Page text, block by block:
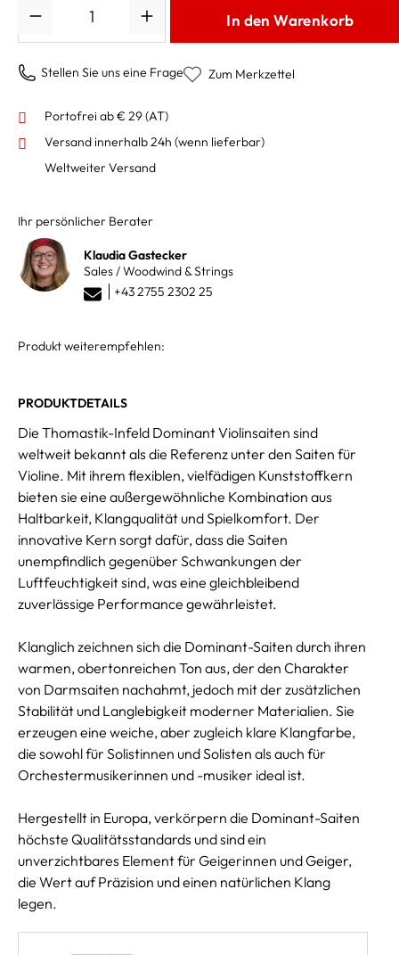
In den Warenkorb
Stellen Sie uns eine Frage Zum Merkzettel
Portofrei ab € 29 (AT)
Versand innerhalb 24h (wenn lieferbar)
Weltweiter Versand
Ihr persönlicher Berater
Klaudia Gastecker
Sales / Woodwind & Strings
+43 2755 2302 25
Produkt weiterempfehlen:
PRODUKTDETAILS
Die Thomastik-Infeld Dominant Violinsaiten sind
weltweit bekannt als die Referenz unter den Saiten für
Violine. Mit ihrem flexiblen, vielfädigen Kunststoffkern
bieten sie eine außergewöhnliche Kombination aus
Haltbarkeit, Klangqualität und Spielkomfort. Der
innovative Kern sorgt dafür, dass die Saiten
unempfindlich gegenüber Schwankungen der
Luftfeuchtigkeit sind, was eine gleichbleibend
zuverlässige Performance gewährleistet.
Klanglich zeichnen sich die Dominant-Saiten durch ihren
warmen, obertonreichen Ton aus, der den Charakter
von Darmsaiten nachahmt, jedoch mit der zusätzlichen
Stabilität und Langlebigkeit moderner Materialien. Sie
erzeugen eine weiche, aber zugleich klare Klangfarbe,
die sowohl für Solistinnen und Solisten als auch für
Orchestermusikerinnen und -musiker ideal ist.
Hergestellt in Europa, verkörpern die Dominant-Saiten
höchste Qualitätsstandards und sind ein
unverzichtbares Element für Geigerinnen und Geiger,
die Wert auf Präzision und einen natürlichen Klang
legen.